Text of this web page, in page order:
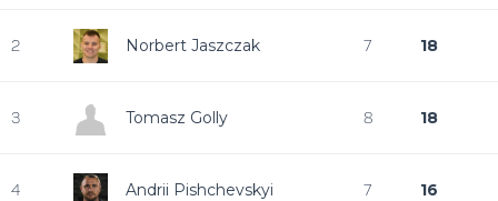
2 Norbert Jaszczak 7 18
3 Tomasz Golly 8 18
4 Andrii Pishchevskyi 7 16